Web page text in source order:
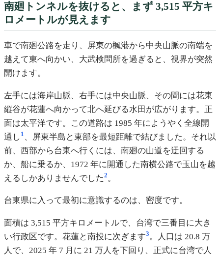
南廻トンネルを抜けると、まず 3,515 平方キ
ロメートルが見えます
車で南廻公路を走り、屏東の楓港から中央山脈の南端を
越えて東へ向かい、大武検問所を過ぎると、視界が突然
開けます。
左手には海岸山脈、右手には中央山脈、その間には花東
縦谷が花蓮へ向かって北へ延びる水田が広がります。正
面は太平洋です。この道路は 1985 年にようやく全線開
通し 1 、屏東半島と東部を最短距離で結びました。それ以
前、西部から台東へ行くには、南廻の山道を迂回する
か、船に乗るか、1972 年に開通した南横公路で玉山を越
えるしかありませんでした2。
台東県に入って最初に意識するのは、密度です。
面積は 3,515 平方キロメートルで、台湾で三番目に大き
い行政区です。花蓮と南投に次ぎます3。人口は 20.8 万
人で、2025 年 7 月に 21 万人を下回り、正式に台湾で人